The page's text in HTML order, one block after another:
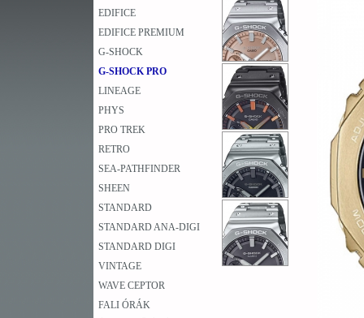
EDIFICE
EDIFICE PREMIUM
G-SHOCK
G-SHOCK PRO
LINEAGE
PHYS
PRO TREK
RETRO
SEA-PATHFINDER
SHEEN
STANDARD
STANDARD ANA-DIGI
STANDARD DIGI
VINTAGE
WAVE CEPTOR
FALI ÓRÁK